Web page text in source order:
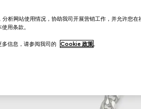
析网站使用情况，协助我司开展营销工作，并允许您在
用条款。
信息，请参阅我司的 Cookie 政策。